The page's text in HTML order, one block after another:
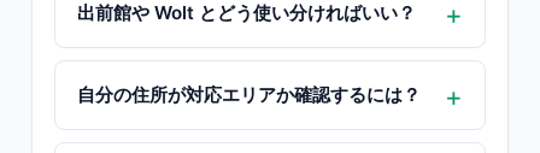
出前館や Wolt とどう使い分ければいい？
自分の住所が対応エリアか確認するには？